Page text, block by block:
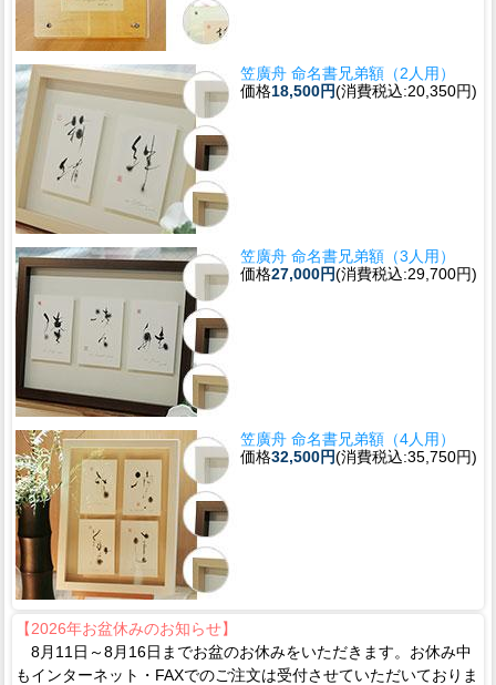
笠廣舟 命名書兄弟額（2人用）
価格18,500円(消費税込:20,350円)
笠廣舟 命名書兄弟額（3人用）
価格27,000円(消費税込:29,700円)
笠廣舟 命名書兄弟額（4人用）
価格32,500円(消費税込:35,750円)
【2026年お盆休みのお知らせ】
8月11日～8月16日までお盆のお休みをいただきます。お休み中
もインターネット・FAXでのご注文は受付させていただいておりま